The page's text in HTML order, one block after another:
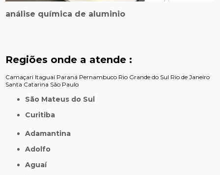
análise química de aluminio
Regiões onde a atende :
Camaçari Itaguaí Paraná Pernambuco Rio Grande do Sul Rio de Janeiro
Santa Catarina São Paulo
São Mateus do Sul
Curitiba
Adamantina
Adolfo
Aguaí